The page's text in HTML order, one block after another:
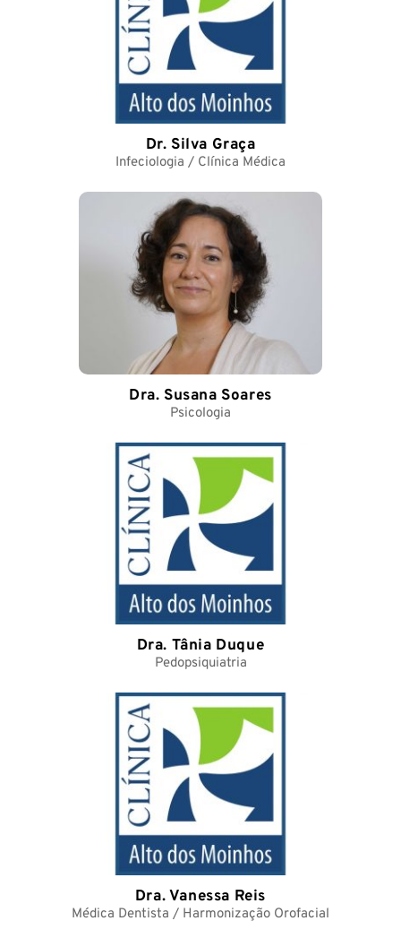
Dr. Silva Graça
Infeciologia / Clínica Médica
Dra. Susana Soares
Psicologia
Dra. Tânia Duque
Pedopsiquiatria
Dra. Vanessa Reis
Médica Dentista / Harmonização Orofacial